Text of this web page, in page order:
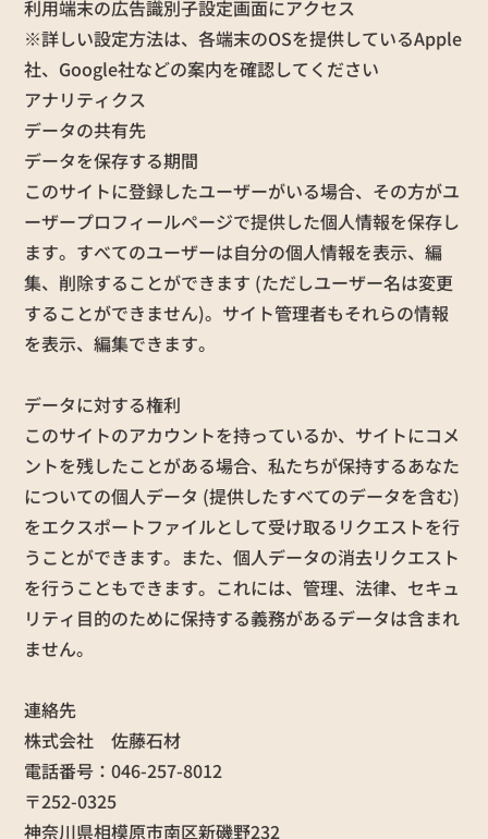
利用端末の広告識別子設定画面にアクセス
※詳しい設定方法は、各端末のOSを提供しているApple
社、Google社などの案内を確認してください
アナリティクス
データの共有先
データを保存する期間
このサイトに登録したユーザーがいる場合、その方がユ
ーザープロフィールページで提供した個人情報を保存し
ます。すべてのユーザーは自分の個人情報を表示、編
集、削除することができます (ただしユーザー名は変更
することができません)。サイト管理者もそれらの情報
を表示、編集できます。
データに対する権利
このサイトのアカウントを持っているか、サイトにコメ
ントを残したことがある場合、私たちが保持するあなた
についての個人データ (提供したすべてのデータを含む)
をエクスポートファイルとして受け取るリクエストを行
うことができます。また、個人データの消去リクエスト
を行うこともできます。これには、管理、法律、セキュ
リティ目的のために保持する義務があるデータは含まれ
ません。
連絡先
株式会社 佐藤石材
電話番号：046-257-8012
〒252-0325
神奈川県相模原市南区新磯野232